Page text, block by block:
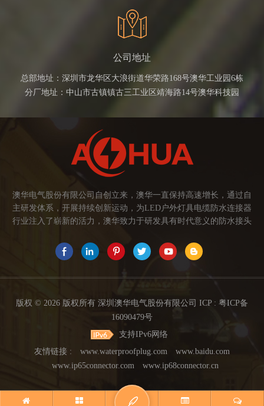
公司地址
总部地址：深圳市龙华区大浪街道华荣路168号澳华工业园6栋
分厂地址：中山市古镇镇古三工业区靖海路14号澳华科技园
澳华电气股份有限公司自创立来，澳华一直保持高速增长，通过自
主研发体系，开展持续创新运动，为LED户外灯具电缆防水连接器
行业注入了崭新的活力，澳华致力于研发具有时代意义的防水接头
物生长灯、高铁动车、养殖畜牧、水族设备、发热瓷砖、船舶、油
烟机、环保机械、医疗保健设备、捕鱼集鱼灯、汽车大灯、太阳能
的愿景： 我们注重产品品质，以人为本，坚持创新，以市场为导向
开发具有品质的线缆连接器产品，为客户提供多方面的连接解决方
的使命： 关注市场发展，紧握客户的需求，提供有价值的线缆连接
器解决方案，为客户创造价值。 我们的价值观： 1、不断专研高端
技术，提高行业技术水平...
版权 © 2026 版权所有 深圳澳华电气股份有限公司 ICP : 粤ICP备
16090479号
支持IPv6网络
友情链接 :
www.waterproofplug.com
www.baidu.com
www.ip65connector.com
www.ip68connector.cn